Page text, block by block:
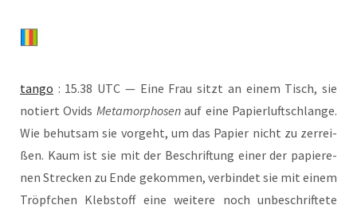
tan­go : 15.38 UTC — Eine Frau sitzt an einem Tisch, sie
notiert Ovids Meta­mor­pho­senauf eine Papier­luft­schlan­ge.
Wie behut­sam sie vor­geht, um das Papier nicht zu zer­rei­
ßen. Kaum ist sie mit der Beschrif­tung einer der papie­re­
nen Stre­cken zu Ende gekom­men, ver­bin­det sie mit einem
Tröpf­chen Kleb­stoff eine wei­te­re noch unbe­schrif­te­te